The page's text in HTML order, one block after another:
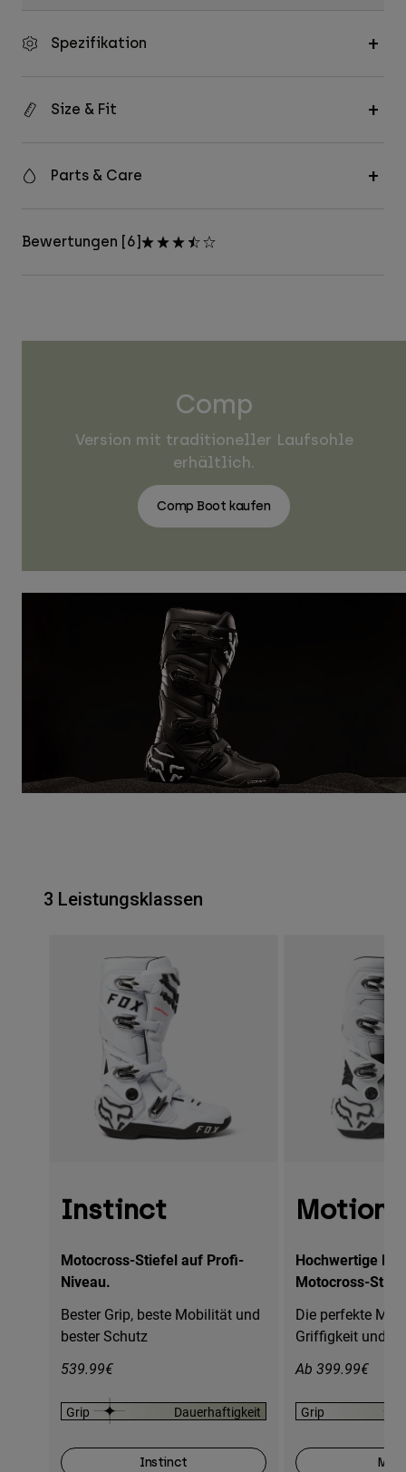
Spezifikation
Size & Fit
Parts & Care
Bewertungen [6]
Comp
Version mit traditioneller Laufsohle
erhältlich.
Comp Boot kaufen
3 Leistungsklassen
Instinct
Motocross-Stiefel auf Profi-
Niveau.
Bester Grip, beste Mobilität und
bester Schutz
539.99€
Grip Dauerhaftigkeit
Instinct
Motion
Hochwertige
Motocross-
Die perfekte
Griffigkeit und
Ab 399.99€
Grip